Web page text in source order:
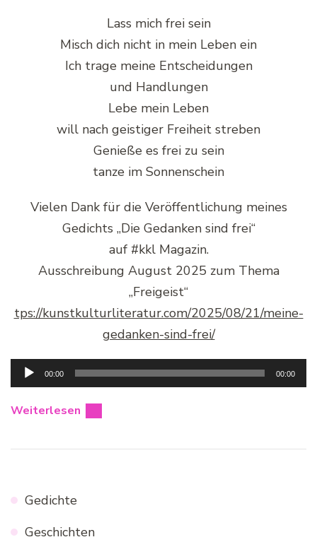
Lass mich frei sein
Misch dich nicht in mein Leben ein
Ich trage meine Entscheidungen
und Handlungen
Lebe mein Leben
will nach geistiger Freiheit streben
Genieße es frei zu sein
tanze im Sonnenschein
Vielen Dank für die Veröffentlichung meines
Gedichts „Die Gedanken sind frei“
auf #kkl Magazin.
Ausschreibung August 2025 zum Thema
„Freigeist“
tps://kunstkulturliteratur.com/2025/08/21/meine-
gedanken-sind-frei/
Audio-
Player
00:00 00:00
Weiterlesen
Gedichte
Geschichten